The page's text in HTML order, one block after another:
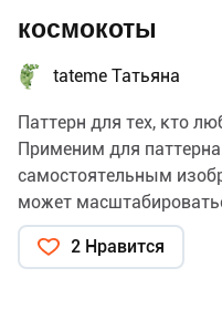
космокоты
tateme Татьяна
Паттерн для тех, кто
Применим для
самостоятельным
может
2 Нравится